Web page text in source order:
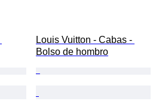
Louis Vuitton - Cabas -
Bolso de hombro